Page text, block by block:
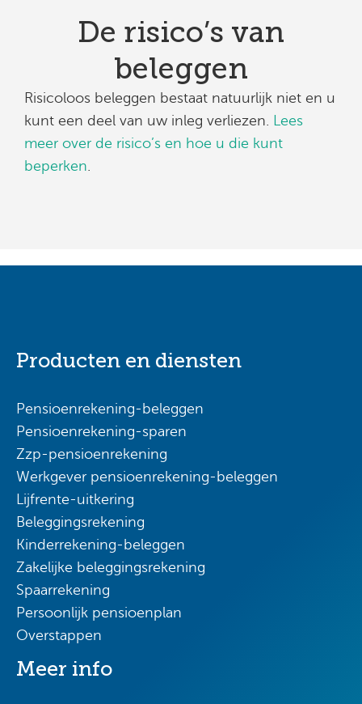
De risico’s van
beleggen
Risicoloos beleggen bestaat natuurlijk niet en u
kunt een deel van uw inleg verliezen. Lees
meer over de risico’s en hoe u die kunt
beperken
Producten en diensten
Pensioenrekening-beleggen
Pensioenrekening-sparen
Zzp-pensioenrekening
Werkgever pensioenrekening-beleggen
Lijfrente-uitkering
Beleggingsrekening
Kinderrekening-beleggen
Zakelijke beleggingsrekening
Spaarrekening
Persoonlijk pensioenplan
Overstappen
Meer info